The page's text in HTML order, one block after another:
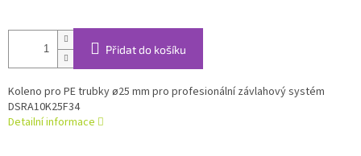
Přidat do košíku
Koleno pro PE trubky ø25 mm pro profesionální závlahový systém
DSRA10K25F34
Detailní informace